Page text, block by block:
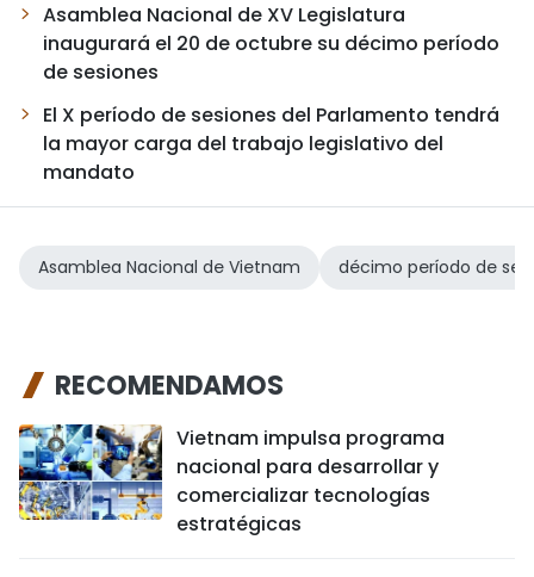
Asamblea Nacional de XV Legislatura
inaugurará el 20 de octubre su décimo período
de sesiones
El X período de sesiones del Parlamento tendrá
la mayor carga del trabajo legislativo del
mandato
Asamblea Nacional de Vietnam décimo período de
RECOMENDAMOS
Vietnam impulsa programa
nacional para desarrollar y
comercializar tecnologías
estratégicas